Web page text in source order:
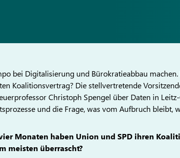
bei Digitalisierung und Bürokratieabbau
Koalitionsvertrag? Die stellvertretende
Christoph Spengel über Daten in
und die Frage, was vom Aufbruch bleibt,
Monaten haben Union und SPD ihren
meisten überrascht?